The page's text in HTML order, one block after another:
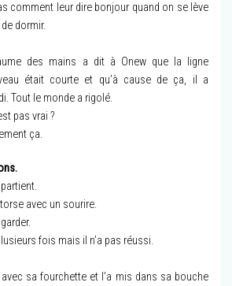
comment leur dire bonjour quand on se lève
dormir.
des mains a dit à Onew que la ligne
était courte et qu’à cause de ça, il a
Tout le monde a rigolé.
pas vrai ?
ça.
torse avec un sourire.
fois mais il n’a pas réussi.
avec sa fourchette et l’a mis dans sa bouche